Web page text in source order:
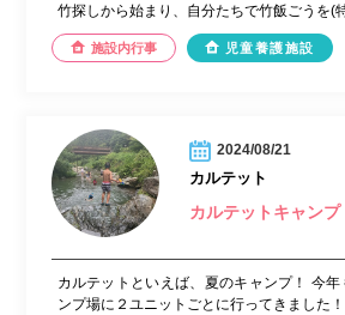
竹探しから始まり、自分たちで竹飯ごうを(特
施設内行事 児童養護施設
2024/08/21
カルテット
カルテットキャンプ
カルテットといえば、夏のキャンプ！ 今年
ンプ場に２ユニットごとに行ってきました